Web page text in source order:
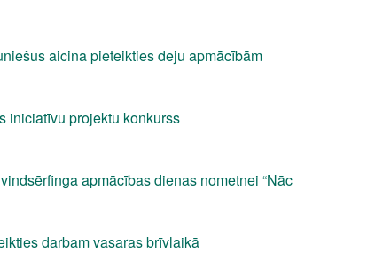
aicina pieteikties deju apmācībām
iniciatīvu projektu konkurss
apmācības dienas nometnei “Nāc
darbam vasaras brīvlaikā